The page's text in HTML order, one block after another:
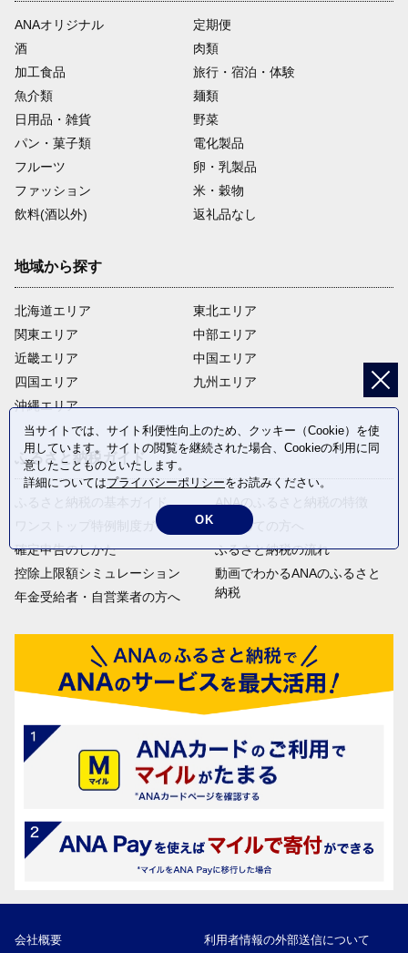
ANAオリジナル
定期便
酒
肉類
加工食品
旅行・宿泊・体験
魚介類
麺類
日用品・雑貨
野菜
パン・菓子類
電化製品
フルーツ
卵・乳製品
ファッション
米・穀物
飲料(酒以外)
返礼品なし
地域から探す
北海道エリア
関東エリア
近畿エリア
四国エリア
沖縄エリア
東北エリア
中部エリア
中国エリア
九州エリア
ふるさと納税ガイド
ふるさと納税の基本ガイド
ワンストップ特例制度ガイド
確定申告のしかた
控除上限額シミュレーション
年金受給者・自営業者の方へ
ANAのふるさと納税の特徴
はじめての方へ
ふるさと納税の流れ
動画でわかるANAのふるさと
納税
会社概要 利用者情報の外部送信について
当サイトでは、サイト利便性向上のため、クッキー（Cookie）を使
用しています。サイトの閲覧を継続された場合、Cookieの利用に同
意したことものといたします。
詳細についてはプライバシーポリシーをお読みください。
OK